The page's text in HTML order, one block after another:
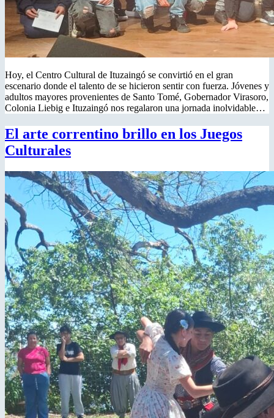
Hoy, el Centro Cultural de Ituzaingó se convirtió en el gran
escenario donde el talento de se hicieron sentir con fuerza. Jóvenes y
adultos mayores provenientes de Santo Tomé, Gobernador Virasoro,
Colonia Liebig e Ituzaingó nos regalaron una jornada inolvidable…
El arte correntino brillo en los Juegos
Culturales